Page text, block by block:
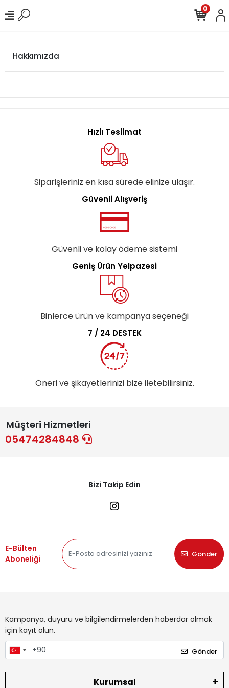
0
Hakkımızda
Hızlı Teslimat
Siparişleriniz en kısa sürede elinize ulaşır.
Güvenli Alışveriş
Güvenli ve kolay ödeme sistemi
Geniş Ürün Yelpazesi
Binlerce ürün ve kampanya seçeneği
7 / 24 DESTEK
Öneri ve şikayetlerinizi bize iletebilirsiniz.
Müşteri Hizmetleri
05474284848
Bizi Takip Edin
E-Bülten
Aboneliği
Gönder
Kampanya, duyuru ve bilgilendirmelerden haberdar olmak
için kayıt olun.
Gönder
Kurumsal